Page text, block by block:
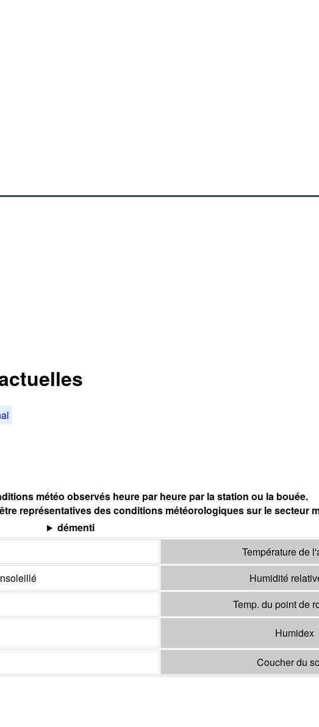
météo observés heure par heure par la station ou la bouée.
représentatives des conditions météorologiques sur le secteur
démenti
Température de
Humidité
Temp. du point de
Humidex
Coucher du